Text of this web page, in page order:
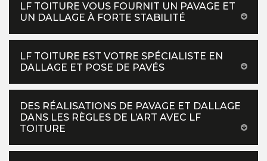
LF TOITURE VOUS FOURNIT UN PAVAGE ET
UN DALLAGE À FORTE STABILITÉ
LF TOITURE EST VOTRE SPÉCIALISTE EN
DALLAGE ET POSE DE PAVÉS
DES RÉALISATIONS DE PAVAGE ET DALLAGE
DANS LES RÈGLES DE L’ART AVEC LF
TOITURE